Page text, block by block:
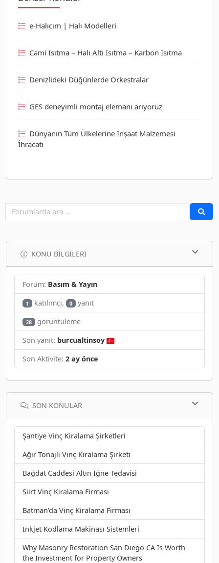
e-Halıcım | Halı Modelleri
Cami Isıtma – Halı Altı Isıtma – Karbon Isıtma
Denizlideki Düğünlerde Orkestralar
GES deneyimli montaj elemanı arıyoruz
Dünyanın Tüm Ülkelerine İnşaat Malzemesi
İhracatı
KONU BILGILERI
Forum: Basım & Yayın
1 katılımcı, 0 yanıt
28
görüntüleme
Son yanıt: burcualtinsoy
Son Aktivite: 2 ay önce
SON KONULAR
Şantiye Vinç Kiralama Şirketleri
Ağır Tonajlı Vinç Kiralama Şirketi
Bağdat Caddesi Altın İğne Tedavisi
Siirt Vinç Kiralama Firması
Batman’da Vinç Kiralama Firması
İnkjet Kodlama Makinası Sistemleri
Why Masonry Restoration San Diego CA Is Worth
the Investment for Property Owners